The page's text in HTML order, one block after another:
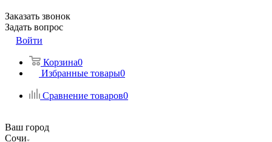
Заказать звонок
Задать вопрос
Войти
Корзина0
Избранные товары0
Сравнение товаров0
Ваш город
Сочи